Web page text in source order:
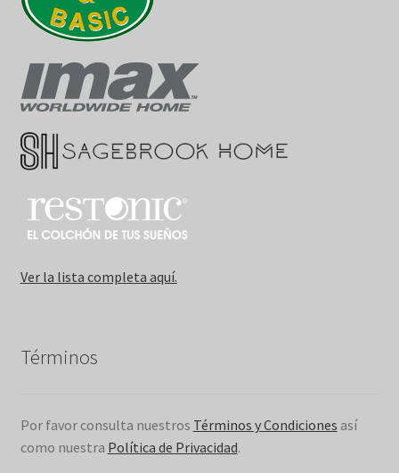
Ver la lista completa aquí.
Términos
Por favor consulta nuestros Términos y Condiciones así
como nuestra Política de Privacidad.